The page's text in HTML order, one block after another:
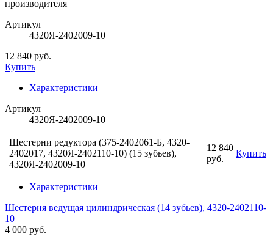
Артикул
4320Я-2402009-10
12 840 руб.
Купить
Характеристики
Артикул
4320Я-2402009-10
Шестерни редуктора (375-2402061-Б, 4320-
2402017, 4320Я-2402110-10) (15 зубьев),
4320Я-2402009-10
12 840
руб.
Купить
Характеристики
Шестерня ведущая цилиндрическая (14 зубьев), 4320-2402110-
10
4 000 руб.